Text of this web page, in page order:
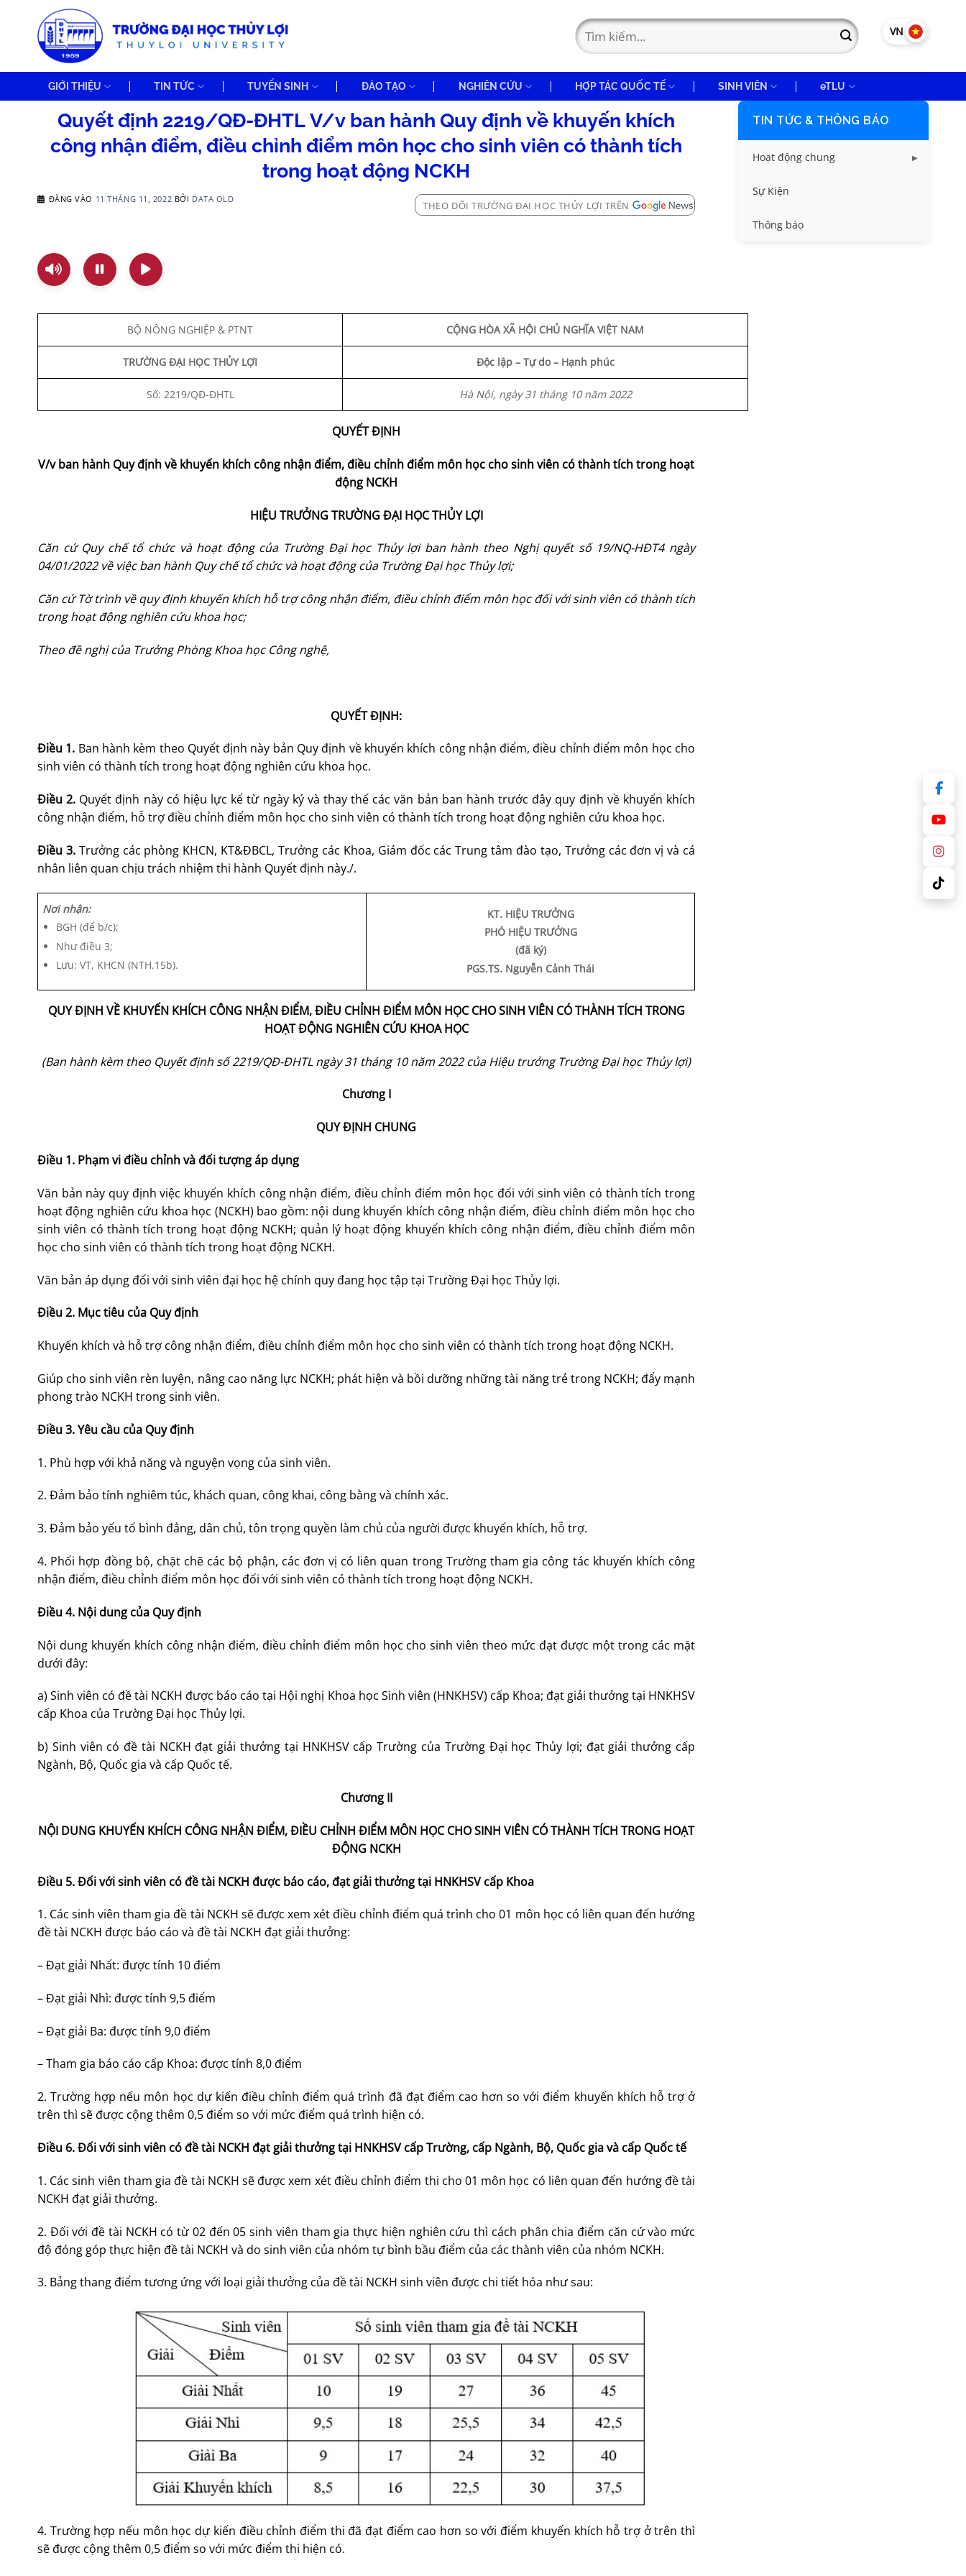
VN EN
GIỚI THIỆU TIN TỨC TUYỂN SINH ĐÀO TẠO NGHIÊN CỨU HỢP TÁC QUỐC TẾ SINH VIÊN eTLU
Quyết định 2219/QĐ-ĐHTL V/v ban hành Quy định về khuyến khích
công nhận điểm, điều chỉnh điểm môn học cho sinh viên có thành tích
trong hoạt động NCKH
ĐĂNG VÀO 11 THÁNG 11, 2022 BỞI DATA OLD
THEO DÕI TRƯỜNG ĐẠI HỌC THỦY LỢI TRÊN
BỘ NÔNG NGHIỆP & PTNT CỘNG HÒA XÃ HỘI CHỦ NGHĨA VIỆT NAM
TRƯỜNG ĐẠI HỌC THỦY LỢI Độc lập – Tự do – Hạnh phúc
Số: 2219/QĐ-ĐHTL Hà Nội, ngày 31 tháng 10 năm 2022
QUYẾT ĐỊNH
V/v ban hành Quy định về khuyến khích công nhận điểm, điều chỉnh điểm môn học cho sinh viên có thành tích trong hoạt
động NCKH
HIỆU TRƯỞNG TRƯỜNG ĐẠI HỌC THỦY LỢI
Căn cứ Quy chế tổ chức và hoạt động của Trường Đại học Thủy lợi ban hành theo Nghị quyết số 19/NQ-HĐT4 ngày
04/01/2022 về việc ban hành Quy chế tổ chức và hoạt động của Trường Đại học Thủy lợi;
Căn cứ Tờ trình về quy định khuyến khích hỗ trợ công nhận điểm, điều chỉnh điểm môn học đối với sinh viên có thành tích
trong hoạt động nghiên cứu khoa học;
Theo đề nghị của Trưởng Phòng Khoa học Công nghệ,
QUYẾT ĐỊNH:
Điều 1. Ban hành kèm theo Quyết định này bản Quy định về khuyến khích công nhận điểm, điều chỉnh điểm môn học cho
sinh viên có thành tích trong hoạt động nghiên cứu khoa học.
Điều 2. Quyết định này có hiệu lực kể từ ngày ký và thay thế các văn bản ban hành trước đây quy định về khuyến khích
công nhận điểm, hỗ trợ điều chỉnh điểm môn học cho sinh viên có thành tích trong hoạt động nghiên cứu khoa học.
Điều 3.Trưởng các phòng KHCN, KT&ĐBCL, Trưởng các Khoa, Giám đốc các Trung tâm đào tạo, Trưởng các đơn vị và cá
nhân liên quan chịu trách nhiệm thi hành Quyết định này./.
Nơi nhận:
BGH (để b/c);
Như điều 3;
Lưu: VT, KHCN (NTH.15b).
KT. HIỆU TRƯỞNG
PHÓ HIỆU TRƯỞNG
(đã ký)
PGS.TS. Nguyễn Cảnh Thái
QUY ĐỊNH VỀ KHUYẾN KHÍCH CÔNG NHẬN ĐIỂM, ĐIỀU CHỈNH ĐIỂM MÔN HỌC CHO SINH VIÊN CÓ THÀNH TÍCH TRONG
HOẠT ĐỘNG NGHIÊN CỨU KHOA HỌC
(Ban hành kèm theo Quyết định số 2219/QĐ-ĐHTL ngày 31 tháng 10 năm 2022 của Hiệu trưởng Trường Đại học Thủy lợi)
Chương I
QUY ĐỊNH CHUNG
Điều 1. Phạm vi điều chỉnh và đối tượng áp dụng
Văn bản này quy định việc khuyến khích công nhận điểm, điều chỉnh điểm môn học đối với sinh viên có thành tích trong
hoạt động nghiên cứu khoa học (NCKH) bao gồm: nội dung khuyến khích công nhận điểm, điều chỉnh điểm môn học cho
sinh viên có thành tích trong hoạt động NCKH; quản lý hoạt động khuyến khích công nhận điểm, điều chỉnh điểm môn
học cho sinh viên có thành tích trong hoạt động NCKH.
Văn bản áp dụng đối với sinh viên đại học hệ chính quy đang học tập tại Trường Đại học Thủy lợi.
Điều 2. Mục tiêu của Quy định
Khuyến khích và hỗ trợ công nhận điểm, điều chỉnh điểm môn học cho sinh viên có thành tích trong hoạt động NCKH.
Giúp cho sinh viên rèn luyện, nâng cao năng lực NCKH; phát hiện và bồi dưỡng những tài năng trẻ trong NCKH; đẩy mạnh
phong trào NCKH trong sinh viên.
Điều 3. Yêu cầu của Quy định
1. Phù hợp với khả năng và nguyện vọng của sinh viên.
2. Đảm bảo tính nghiêm túc, khách quan, công khai, công bằng và chính xác.
3. Đảm bảo yếu tố bình đẳng, dân chủ, tôn trọng quyền làm chủ của người được khuyến khích, hỗ trợ.
4. Phối hợp đồng bộ, chặt chẽ các bộ phận, các đơn vị có liên quan trong Trường tham gia công tác khuyến khích công
nhận điểm, điều chỉnh điểm môn học đối với sinh viên có thành tích trong hoạt động NCKH.
Điều 4. Nội dung của Quy định
Nội dung khuyến khích công nhận điểm, điều chỉnh điểm môn học cho sinh viên theo mức đạt được một trong các mặt
dưới đây:
a) Sinh viên có đề tài NCKH được báo cáo tại Hội nghị Khoa học Sinh viên (HNKHSV) cấp Khoa; đạt giải thưởng tại HNKHSV
cấp Khoa của Trường Đại học Thủy lợi.
b) Sinh viên có đề tài NCKH đạt giải thưởng tại HNKHSV cấp Trường của Trường Đại học Thủy lợi; đạt giải thưởng cấp
Ngành, Bộ, Quốc gia và cấp Quốc tế.
Chương II
NỘI DUNG KHUYẾN KHÍCH CÔNG NHẬN ĐIỂM, ĐIỀU CHỈNH ĐIỂM MÔN HỌC CHO SINH VIÊN CÓ THÀNH TÍCH TRONG HOẠT
ĐỘNG NCKH
Điều 5. Đối với sinh viên có đề tài NCKH được báo cáo, đạt giải thưởng tại HNKHSV cấp Khoa
1. Các sinh viên tham gia đề tài NCKH sẽ được xem xét điều chỉnh điểm quá trình cho 01 môn học có liên quan đến hướng
đề tài NCKH được báo cáo và đề tài NCKH đạt giải thưởng:
– Đạt giải Nhất: được tính 10 điểm
– Đạt giải Nhì: được tính 9,5 điểm
– Đạt giải Ba: được tính 9,0 điểm
– Tham gia báo cáo cấp Khoa: được tính 8,0 điểm
2. Trường hợp nếu môn học dự kiến điều chỉnh điểm quá trình đã đạt điểm cao hơn so với điểm khuyến khích hỗ trợ ở
trên thì sẽ được cộng thêm 0,5 điểm so với mức điểm quá trình hiện có.
Điều 6.Đốivớisinh viên có đề tài NCKH đạt giải thưởngtại HNKHSV cấp Trường, cấp Ngành, Bộ, Quốc gia và cấp Quốc tế
1. Các sinh viên tham gia đề tài NCKH sẽ được xem xét điều chỉnh điểm thi cho 01 môn học có liên quan đến hướng đề tài
NCKH đạt giải thưởng.
2. Đối với đề tài NCKH có từ 02 đến 05 sinh viên tham gia thực hiện nghiên cứu thì cách phân chia điểm căn cứ vào mức
độ đóng góp thực hiện đề tài NCKH và do sinh viên của nhóm tự bình bầu điểm của các thành viên của nhóm NCKH.
3. Bảng thang điểm tương ứng với loại giải thưởng của đề tài NCKH sinh viên được chi tiết hóa như sau:
4. Trường hợp nếu môn học dự kiến điều chỉnh điểm thi đã đạt điểm cao hơn so với điểm khuyến khích hỗ trợ ở trên thì
sẽ được cộng thêm 0,5 điểm so với mức điểm thi hiện có.
TIN TỨC & THÔNG BÁO
Hoạt động chung
Tin công tác sinh viên
Tin đào tạo
Sự Kiện
Thông báo